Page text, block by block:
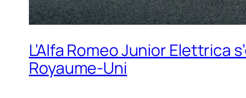
L’Alfa Romeo Junior Elettrica
Royaume-Uni